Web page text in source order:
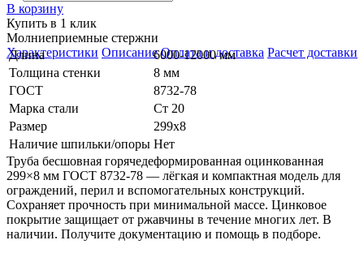
В корзину
Купить в 1 клик
Молниеприемные стержни
Характеристики Описание Оплата и доставка Расчет доставки
Длина
6000-12000 мм
Толщина стенки
8 мм
ГОСТ
8732-78
Марка стали
Ст 20
Размер
299х8
Наличие шпильки/опоры Нет
Труба бесшовная горячедеформированная оцинкованная
299×8 мм ГОСТ 8732-78 — лёгкая и компактная модель для
ограждений, перил и вспомогательных конструкций.
Сохраняет прочность при минимальной массе. Цинковое
покрытие защищает от ржавчины в течение многих лет. В
наличии. Получите документацию и помощь в подборе.